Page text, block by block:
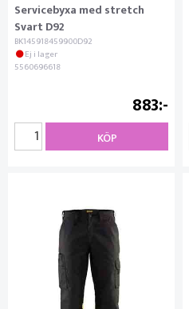
Servicebyxa med stretch
Svart D92
BK145918459900D92
Ej i lager
5560696618
883
KÖP